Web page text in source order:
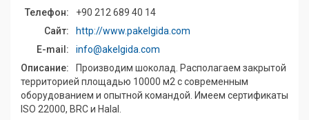
Телефон:
+90 212 689 40 14
Сайт:
http://www.pakelgida.com
E-mail:
info@akelgida.com
Описание:
Производим шоколад. Располагаем закрытой
территорией площадью 10000 м2 с современным
оборудованием и опытной командой. Имеем сертификаты
ISO 22000, BRC и Halal.